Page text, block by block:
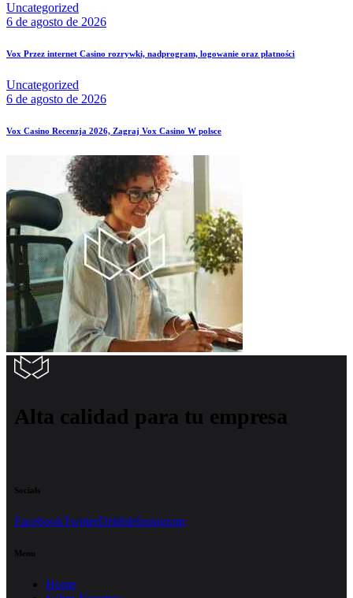
Uncategorized
6 de agosto de 2026
Vox Przez internet Casino rozrywki, nadprogram, logowanie oraz płatności
Uncategorized
6 de agosto de 2026
Vox Casino Recenzja 2026, Zagraj Vox Casino W polsce
Alta calidad para tu empresa
Socials
FacebookTwitterDribbleInstagram
Menu
Home